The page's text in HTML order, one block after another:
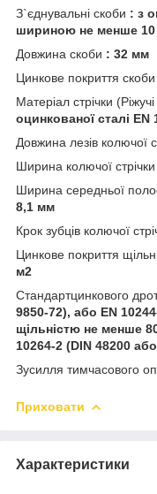
З`єднувальні скоби : з
шириною не менше
Довжина скоби : 32 мм
Цинкове покриття скоби
Матеріал стрічки
оцинкованої сталі
Довжина лезів колючої
Ширина колючої стрічки
Ширина середньої
8,1 мм
Крок зубців колючої
Цинкове покриття
м2
Стандартцинкового
9850-72), або EN
щільністю не менше
10264-2 (DIN 48200
Зусилля тимчасового
Приховати
Характеристики